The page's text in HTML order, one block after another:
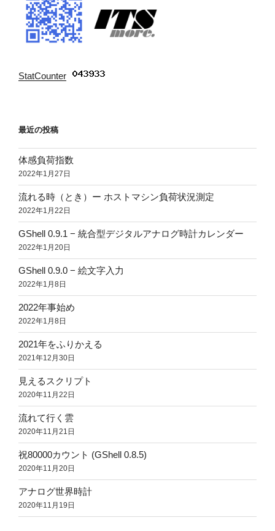
StatCounter
最近の投稿
体感負荷指数
2022年1月27日
流れる時（とき）ー ホストマシン負荷状況測定
2022年1月22日
GShell 0.9.1 − 統合型デジタルアナログ時計カレンダー
2022年1月20日
GShell 0.9.0 − 絵文字入力
2022年1月8日
2022年事始め
2022年1月8日
2021年をふりかえる
2021年12月30日
見えるスクリプト
2020年11月22日
流れて行く雲
2020年11月21日
祝80000カウント (GShell 0.8.5)
2020年11月20日
アナログ世界時計
2020年11月19日